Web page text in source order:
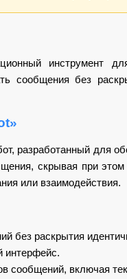
инструмент
сообщения без
разработанный для
скрывая при
или взаимодействия.
без раскрытия
интерфейс.
сообщений, включая